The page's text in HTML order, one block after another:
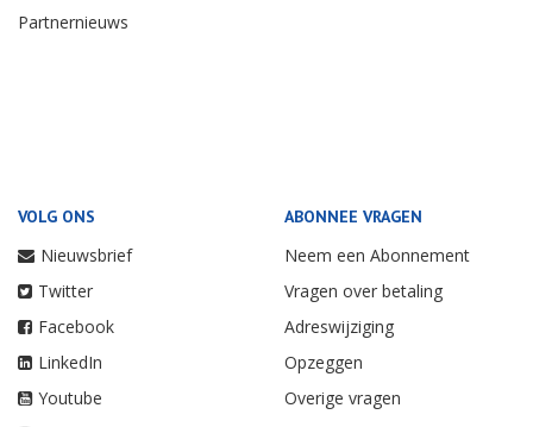
Partnernieuws
VOLG ONS
Nieuwsbrief
Twitter
Facebook
LinkedIn
Youtube
ABONNEE VRAGEN
Neem een Abonnement
Vragen over betaling
Adreswijziging
Opzeggen
Overige vragen